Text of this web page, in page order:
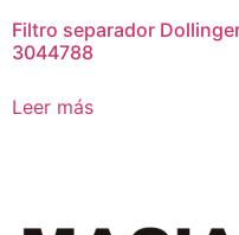
Filtro separador
3044788
Leer más